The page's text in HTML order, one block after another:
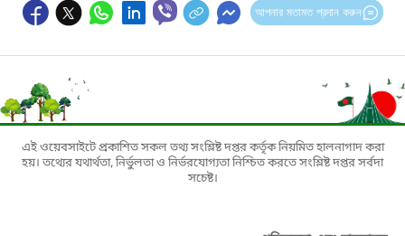
আপনার মতামত প্রদান করুন
এই ওয়েবসাইটে প্রকাশিত সকল তথ্য সংশ্লিষ্ট দপ্তর কর্তৃক নিয়মিত হালনাগাদ করা
হয়। তথ্যের যথার্থতা, নির্ভুলতা ও নির্ভরযোগ্যতা নিশ্চিত করতে সংশ্লিষ্ট দপ্তর সর্বদা
সচেষ্ট।